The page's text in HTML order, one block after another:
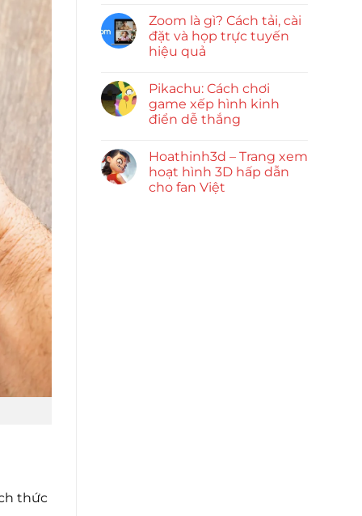
thức
Zoom là gì? Cách tải, cài
đặt và họp trực tuyến
hiệu quả
Pikachu: Cách chơi
game xếp hình kinh
điển dễ thắng
Hoathinh3d – Trang xem
hoạt hình 3D hấp dẫn
cho fan Việt